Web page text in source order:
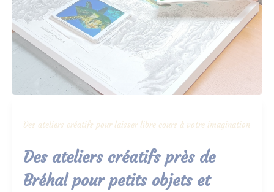
Des ateliers créatifs pour laisser libre cours à votre imagination
Des ateliers créatifs près de
Bréhal pour petits objets et